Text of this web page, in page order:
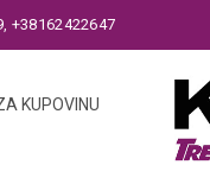
, +38162422647
KUPOVINU